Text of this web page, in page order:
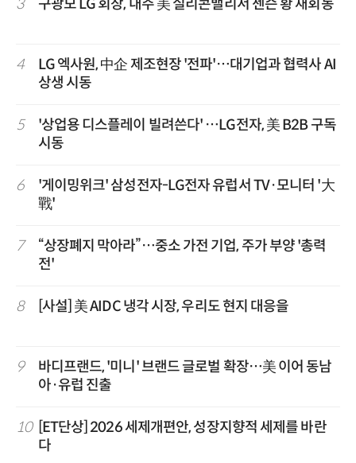
3 구광모 LG 회장, 내주 美 실리콘밸리서 젠슨 황 재회동
4
LG 엑사원, 中企 제조현장 '전파'…대기업과 협력사 AI
상생 시동
5
'상업용 디스플레이 빌려쓴다' …LG전자, 美 B2B 구독
시동
6
'게이밍위크' 삼성전자-LG전자 유럽서 TV·모니터 '大
戰'
7
“상장폐지 막아라”…중소 가전 기업, 주가 부양 '총력
전'
8 [사설] 美 AIDC 냉각 시장, 우리도 현지 대응을
9
바디프랜드, '미니' 브랜드 글로벌 확장…美 이어 동남
아·유럽 진출
10
[ET단상] 2026 세제개편안, 성장지향적 세제를 바란
다